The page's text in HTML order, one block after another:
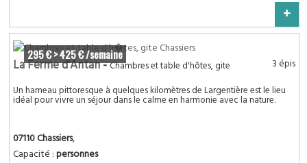
+
295 € > 425 € /semaine
3 épis
La Ferme d'Antan-Chambres et table d'hôtes, gite
Un hameau pittoresque à quelques kilomètres de Largentière est le lieu
idéal pour vivre un séjour dans le calme en harmonie avec la nature.
07110 Chassiers,
Capacité :personnes